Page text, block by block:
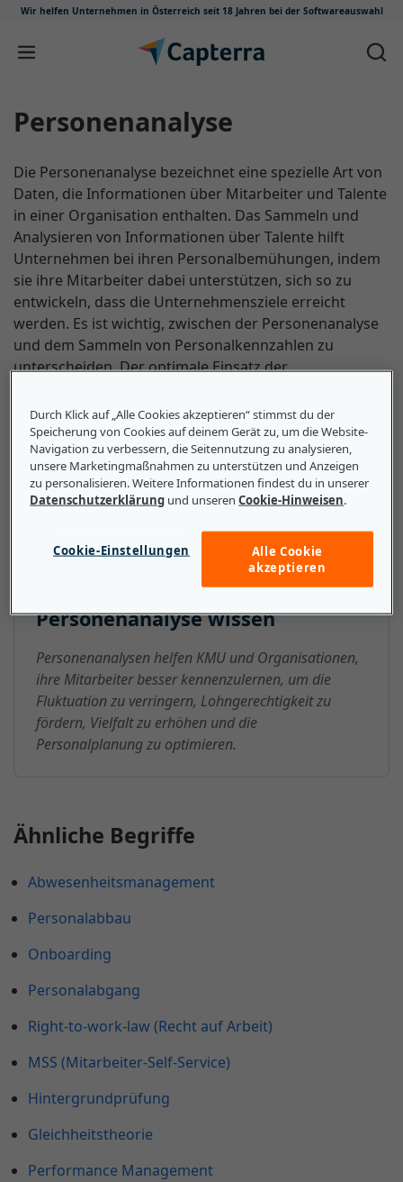
Wir helfen Unternehmen in Österreich seit 18 Jahren bei der Softwareauswahl
Zum Inhalt springen
Personenanalyse
Die Personenanalyse bezeichnet eine spezielle Art von
Daten, die Informationen über Mitarbeiter und Talente
in einer Organisation enthalten. Das Sammeln und
Analysieren von Informationen über Talente hilft
Unternehmen bei ihren Personalbemühungen, indem
sie ihre Mitarbeiter dabei unterstützen, sich so zu
entwickeln, dass die Unternehmensziele erreicht
werden. Es ist wichtig, zwischen der Personenanalyse
und dem Sammeln von Personalkennzahlen zu
unterscheiden. Der optimale Einsatz der
Umsatzsteigerungen durch die Optimierung von
Arbeitsabläufen und Teams, die Verbesserung der
Mitarbeiterzufriedenheit und die Steigerung der
Produktivität.
Das sollten kleine und mittlere
Unternehmen über
Personenanalyse wissen
Personenanalysen helfen KMU und Organisationen,
ihre Mitarbeiter besser kennenzulernen, um die
Fluktuation zu verringern, Lohngerechtigkeit zu
fördern, Vielfalt zu erhöhen und die
Personalplanung zu optimieren.
Ähnliche Begriffe
Abwesenheitsmanagement
Personalabbau
Onboarding
Personalabgang
Right-to-work-law (Recht auf Arbeit)
MSS (Mitarbeiter-Self-Service)
Hintergrundprüfung
Gleichheitstheorie
Performance Management
Durch Klick auf „Alle Cookies akzeptieren“ stimmst du der
Speicherung von Cookies auf deinem Gerät zu, um die Website-
Navigation zu verbessern, die Seitennutzung zu analysieren,
unsere Marketingmaßnahmen zu unterstützen und Anzeigen
zu personalisieren. Weitere Informationen findest du in unserer
Datenschutzerklärung und unserenCookie-Hinweisen.
Cookie-Einstellungen
Alle Cookie
akzeptieren